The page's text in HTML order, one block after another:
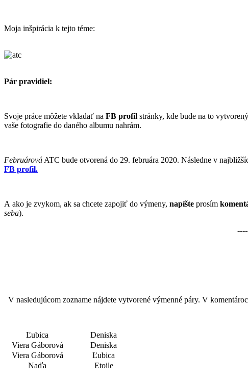
Moja inšpirácia k tejto téme:
Pár pravidiel:
Svoje práce môžete vkladať na FB profil stránky, kde bude na to vytvorený
vaše fotografie do daného albumu nahrám.
Februárová ATC bude otvorená do 29. februára 2020. Následne v
FB profil.
A ako je zvykom, ak sa chcete zapojiť do výmeny, napíšte prosím
seba).
V nasledujúcom zozname nájdete vytvorené výmenné páry. V
Ľubica
Deniska
Viera Gáborová
Deniska
Viera Gáborová
Ľubica
Naďa
Etoile